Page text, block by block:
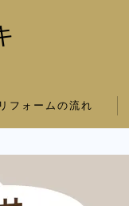
リフォームの流れ